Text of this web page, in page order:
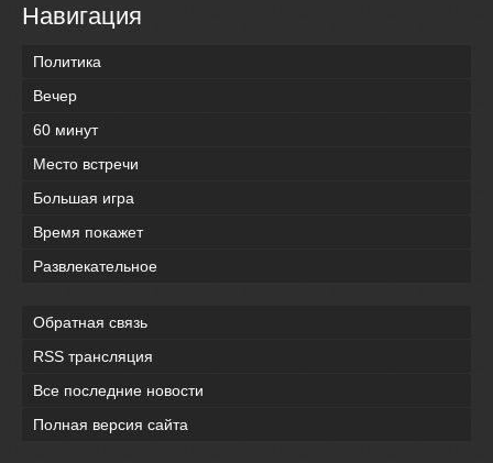
Навигация
Политика
Вечер
60 минут
Место встречи
Большая игра
Время покажет
Развлекательное
Обратная связь
RSS трансляция
Все последние новости
Полная версия сайта